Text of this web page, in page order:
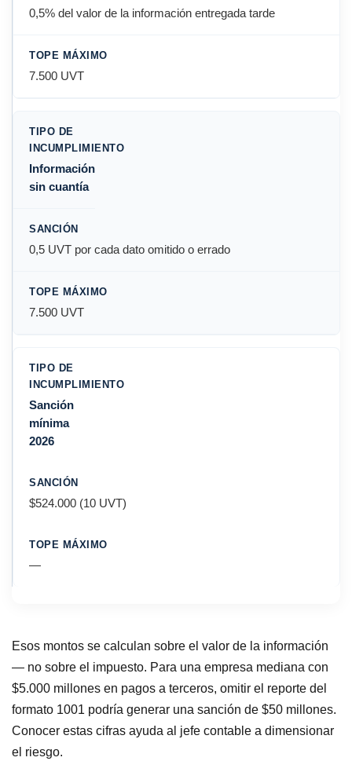
0,5% del valor de la información entregada tarde
7.500 UVT
Información
sin cuantía
0,5 UVT por cada dato omitido o errado
7.500 UVT
Sanción
mínima
2026
$524.000 (10 UVT)
—
Esos montos se calculan sobre el valor de la información
— no sobre el impuesto. Para una empresa mediana con
$5.000 millones en pagos a terceros, omitir el reporte del
formato 1001 podría generar una sanción de $50 millones.
Conocer estas cifras ayuda al jefe contable a dimensionar
el riesgo.